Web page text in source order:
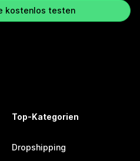
kostenlos testen
Top-Kategorien
Dropshipping